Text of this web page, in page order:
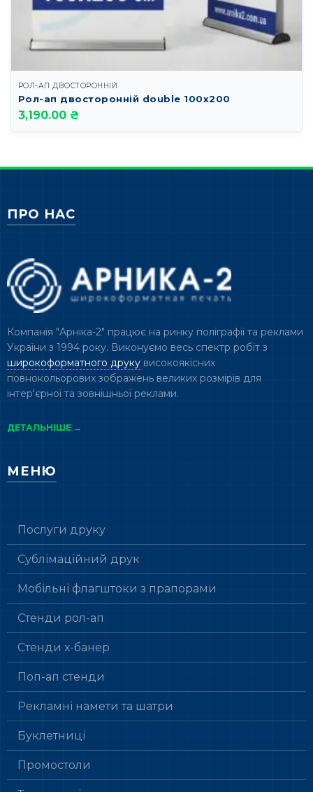
РОЛ-АП ДВОСТОРОННІЙ
Рол-ап двосторонній double 100х200
3,190.00 ₴
ПРО НАС
Компанія "Арніка-2" працює на ринку поліграфії та реклами
України з 1994 року. Виконуємо весь спектр робіт з
широкоформатного друкувисокоякісних
повнокольорових зображень великих розмірів для
інтер'єрної та зовнішньої реклами.
ДЕТАЛЬНІШЕ →
МЕНЮ
Послуги друку
Сублімаційний друк
Мобільні флагштоки з прапорами
Стенди рол-ап
Стенди х-банер
Поп-ап стенди
Рекламні намети та шатри
Буклетниці
Промостоли